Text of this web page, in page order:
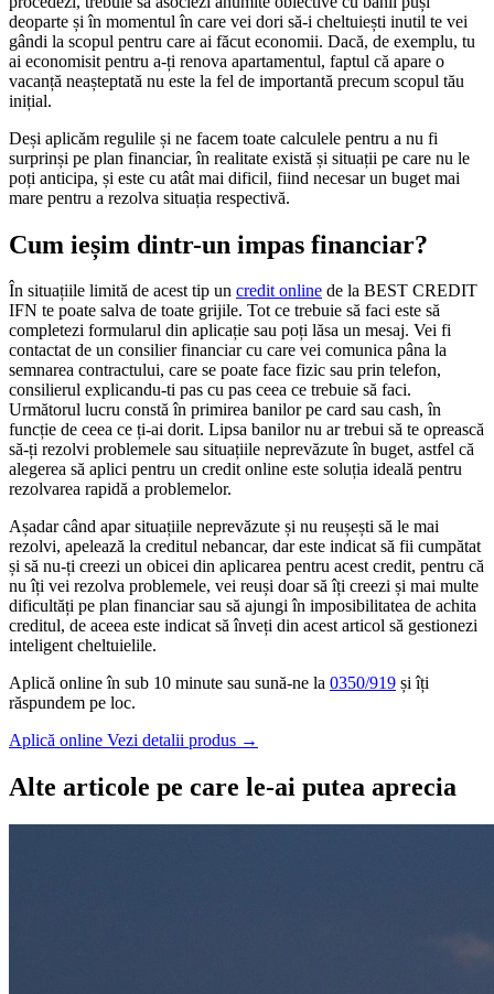
deoparte și în momentul în care vei dori să-i cheltuiești inutil te vei
gândi la scopul pentru care ai făcut economii. Dacă, de exemplu, tu
ai economisit pentru a-ți renova apartamentul, faptul că apare o
vacanță neașteptată nu este la fel de importantă precum scopul tău
inițial.
Deși aplicăm regulile și ne facem toate calculele pentru a nu fi
surprinși pe plan financiar, în realitate există și situații pe care nu le
poți anticipa, și este cu atât mai dificil, fiind necesar un buget mai
mare pentru a rezolva situația respectivă.
Cum ieșim dintr-un impas financiar?
În situațiile limită de acest tip un credit online de la BEST CREDIT
IFN te poate salva de toate grijile. Tot ce trebuie să faci este să
completezi formularul din aplicație sau poți lăsa un mesaj. Vei fi
contactat de un consilier financiar cu care vei comunica pâna la
semnarea contractului, care se poate face fizic sau prin telefon,
consilierul explicandu-ti pas cu pas ceea ce trebuie să faci.
Următorul lucru constă în primirea banilor pe card sau cash, în
funcție de ceea ce ți-ai dorit. Lipsa banilor nu ar trebui să te oprească
să-ți rezolvi problemele sau situațiile neprevăzute în buget, astfel că
alegerea să aplici pentru un credit online este soluția ideală pentru
rezolvarea rapidă a problemelor.
Așadar când apar situațiile neprevăzute și nu reușești să le mai
rezolvi, apelează la creditul nebancar, dar este indicat să fii cumpătat
și să nu-ți creezi un obicei din aplicarea pentru acest credit, pentru că
nu îți vei rezolva problemele, vei reuși doar să îți creezi și mai multe
dificultăți pe plan financiar sau să ajungi în imposibilitatea de achita
creditul, de aceea este indicat să înveți din acest articol să gestionezi
inteligent cheltuielile.
Aplică online în sub 10 minute sau sună-ne la 0350/919 și îți
răspundem pe loc.
Aplică online Vezi detalii produs →
Alte articole pe care le-ai putea aprecia